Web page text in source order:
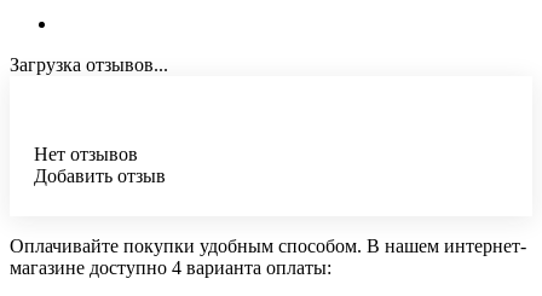
Загрузка отзывов...
Нет отзывов
Добавить отзыв
Оплачивайте покупки удобным способом. В нашем интернет-
магазине доступно 4 варианта оплаты: